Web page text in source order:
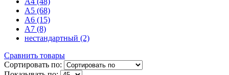
А5 (68)
А6 (15)
А7 (8)
нестандартный (2)
Сравнить товары
Сортировать по: